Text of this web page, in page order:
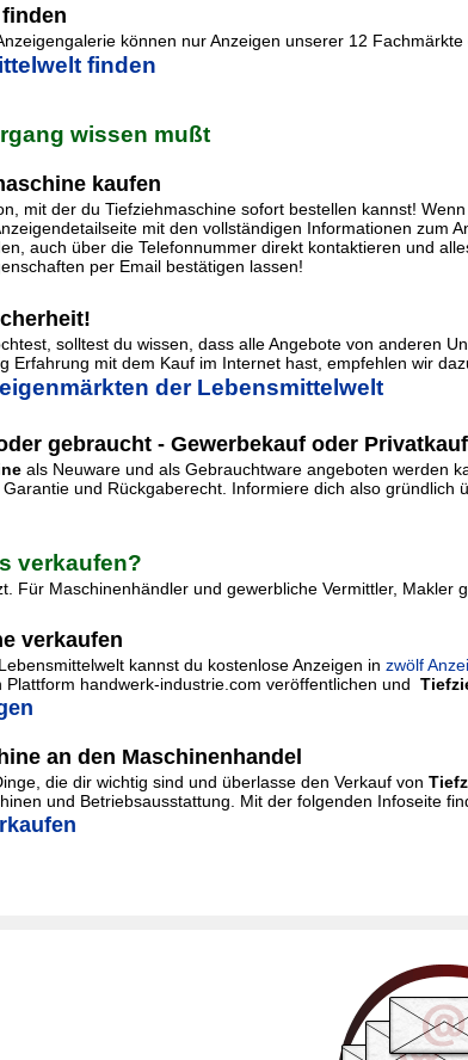
können nur Anzeigen unserer 12
finden
wissen mußt
kaufen
mit der du Tiefziehmaschine sofort bestellen kannst! Wenn
mit den vollständigen Informationen
auch über die Telefonnummer direkt kontaktieren und
per Email bestätigen lassen!
solltest du wissen, dass alle Angebote von anderen
Erfahrung mit dem Kauf im Internet hast, empfehlen wir
der Lebensmittelwelt
gebraucht - Gewerbekauf oder
als Neuware und als Gebrauchtware angeboten werden
und Rückgaberecht. Informiere dich also
verkaufen?
Für Maschinenhändler und gewerbliche Vermittler,
verkaufen
kannst du kostenlose Anzeigen in zwölf
handwerk-industrie.com veröffentlichen und
an den Maschinenhandel
die dir wichtig sind und überlasse den Verkauf von
und Betriebsausstattung. Mit der folgenden Infoseite